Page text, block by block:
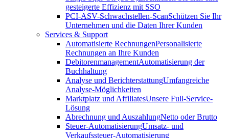
gesteigerte Effizienz mit SSO
PCI-ASV-Schwachstellen-ScanSchützen Sie Ihr
Unternehmen und die Daten Ihrer Kunden
Services & Support
Automatisierte RechnungenPersonalisierte
Rechnungen an Ihre Kunden
DebitorenmanagementAutomatisierung der
Buchhaltung
Analyse und BerichterstattungUmfangreiche
Analyse-Möglichkeiten
Marktplatz und AffiliatesUnsere Full-Service-
Lösung
Abrechnung und AuszahlungNetto oder Brutto
Steuer-AutomatisierungUmsatz- und
Verkaufssteuer-Automatisierung